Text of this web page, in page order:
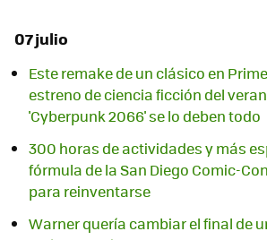
07 julio
Este remake de un clásico en
estreno de ciencia ficción del
'Cyberpunk 2066' se lo deben todo
300 horas de actividades y más
fórmula de la San Diego Comic-
para reinventarse
Warner quería cambiar el final de